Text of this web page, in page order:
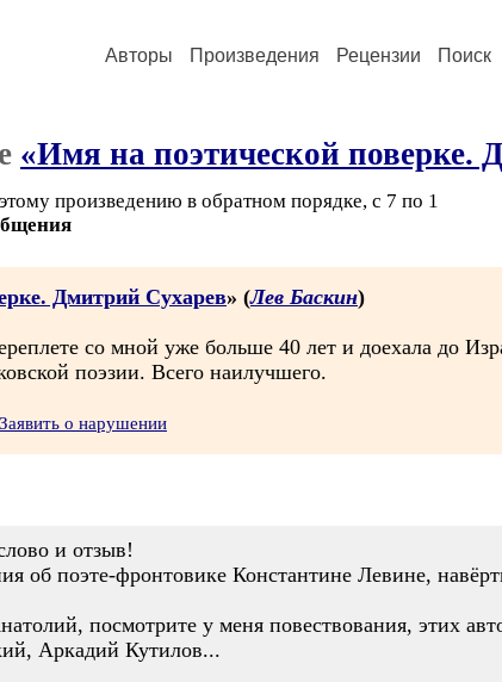
Авторы Произведения Рецензии Поиск
«Имя на поэтической поверке.
произведению в обратном порядке, с 7 по 1
Дмитрий Сухарев» (Лев Баскин)
со мной уже больше 40 лет и доехала до
поэзии. Всего наилучшего.
Заявить о нарушении
и отзыв!
об поэте-фронтовике Константине Левине,
посмотрите у меня повествования, этих
Аркадий Кутилов...